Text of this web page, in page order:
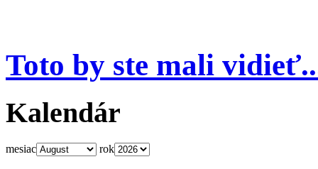
Toto by ste mali
Kalendár
mesiac rok